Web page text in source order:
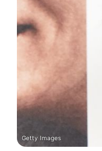
Getty Images